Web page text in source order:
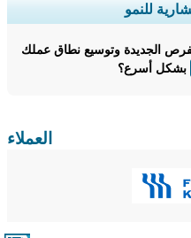
ملفات الشركات، المعياريةللنمو
الجديدة وتوسيع نطاق عملك
العملاء